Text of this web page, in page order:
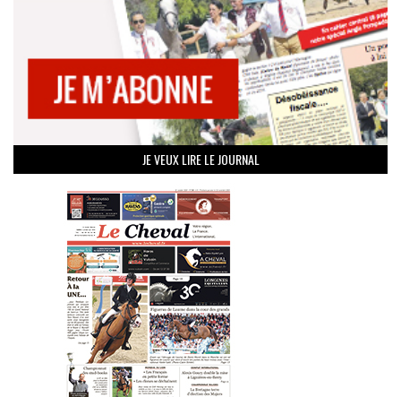
JE VEUX LIRE LE JOURNAL